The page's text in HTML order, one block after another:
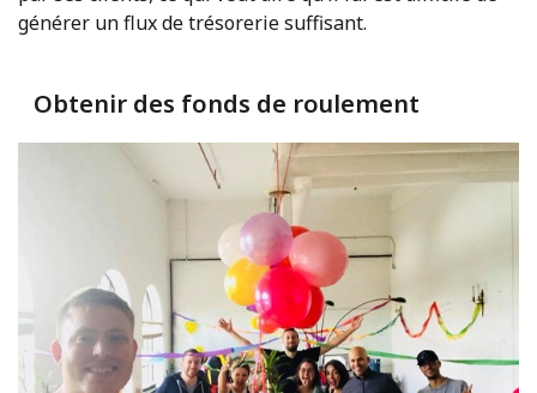
générer un flux de trésorerie suffisant.
Obtenir des fonds de roulement